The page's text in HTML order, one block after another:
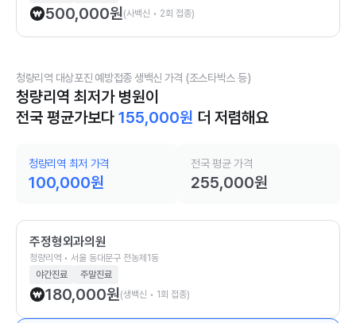
500,000원(사백신 • 2회 접종)
청량리역 대상포진 예방접종 생백신 가격 (조스타박스 등)
청량리역 최저가 병원이
전국 평균가보다 155,000원 더 저렴해요
청량리역 최저 가격
100,000원
전국 평균 가격
255,000원
주정형외과의원
청량리역 • 서울 동대문구 전농제1동
야간진료
주말진료
180,000원(생백신 • 1회 접종)